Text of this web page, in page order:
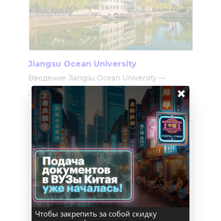
Jiangsu Ocean University
Введение Jiangsu Ocean University —
0 667
Языковой год Курсы
китайского языка с
длительностью год
Курсы китайского языка с
длительностью год
519
×
Чтобы закрепить за собой скидку